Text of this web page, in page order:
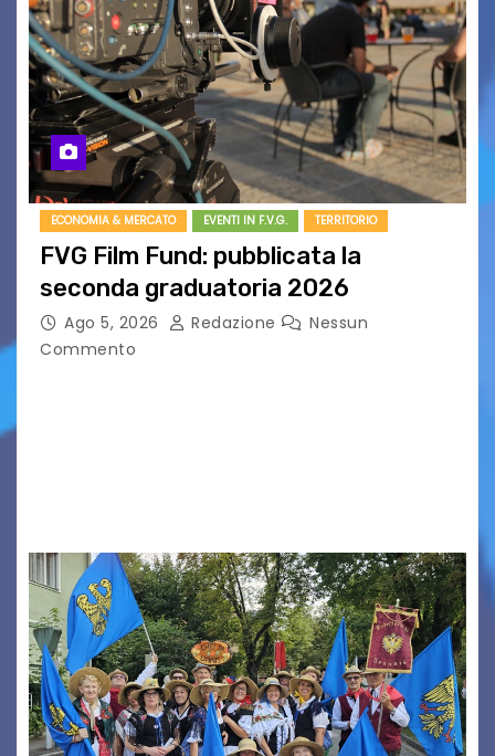
ECONOMIA & MERCATO EVENTI IN F.V.G. TERRITORIO
FVG Film Fund: pubblicata la
seconda graduatoria 2026
Ago 5, 2026 Redazione
Nessun
Commento